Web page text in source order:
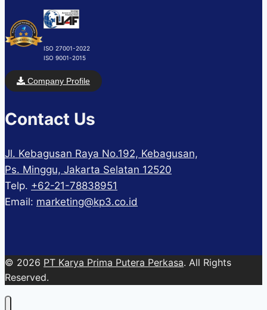
ISO 27001-2022
ISO 9001-2015
Company Profile
Contact Us
Jl. Kebagusan Raya No.192, Kebagusan,
Ps. Minggu, Jakarta Selatan 12520
Telp. +62-21-78838951
Email: marketing@kp3.co.id
© 2026 PT Karya Prima Putera Perkasa. All Rights
Reserved.